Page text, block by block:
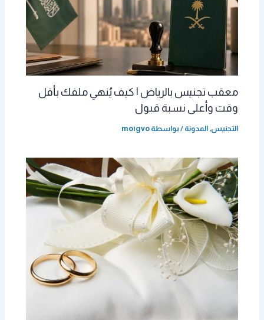
معقب تجنيس بالرياض | كيف يُنهي ملفك بأقل
وقت وأعلى نسبة قبول
التجنيس,المدونة / بواسطة moigvo